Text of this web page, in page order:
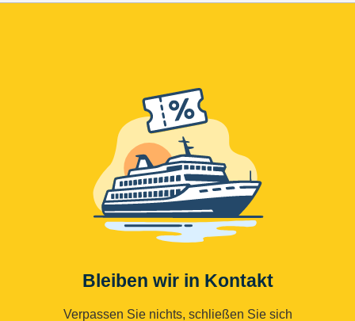
Bleiben wir in Kontakt
Verpassen Sie nichts, schließen Sie sich